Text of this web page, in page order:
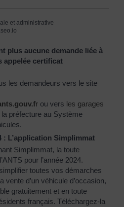
et administrative
plus aucune demande liée à
appelée certificat
les demandeurs vers le site
r ou vers les garages
préfecture au Système
: L’application Simplimmat
Simplimmat, la toute
pour l’année 2024.
toutes vos démarches
vente d’un véhicule d’occasion,
gratuitement et en toute
français. Téléchargez-la